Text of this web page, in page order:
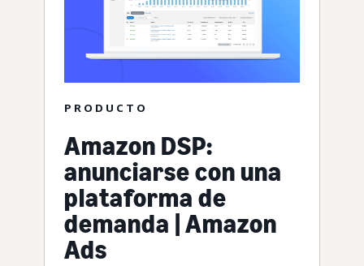
PRODUCTO
Amazon DSP:
anunciarse con una
plataforma de
demanda | Amazon
Ads